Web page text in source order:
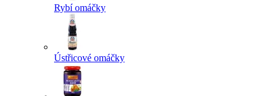
Rybí omáčky
Ústřicové omáčky